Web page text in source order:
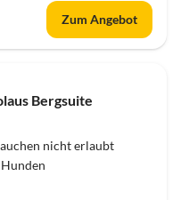
Zum Angebot
Bergsuite
nicht erlaubt